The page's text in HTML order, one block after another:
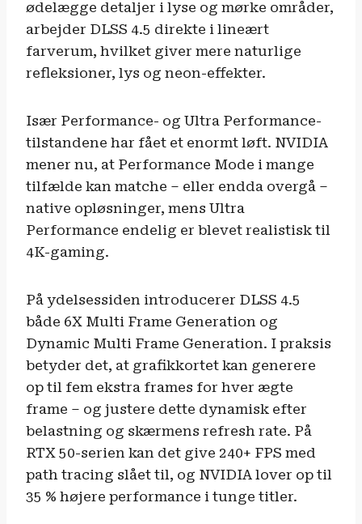
ødelægge detaljer i lyse og mørke områder,
arbejder DLSS 4.5 direkte i lineært
farverum, hvilket giver mere naturlige
refleksioner, lys og neon-effekter.
Især Performance- og Ultra Performance-
tilstandene har fået et enormt løft. NVIDIA
mener nu, at Performance Mode i mange
tilfælde kan matche – eller endda overgå –
native opløsninger, mens Ultra
Performance endelig er blevet realistisk til
4K-gaming.
På ydelsessiden introducerer DLSS 4.5
både 6X Multi Frame Generation og
Dynamic Multi Frame Generation. I praksis
betyder det, at grafikkortet kan generere
op til fem ekstra frames for hver ægte
frame – og justere dette dynamisk efter
belastning og skærmens refresh rate. På
RTX 50-serien kan det give 240+ FPS med
path tracing slået til, og NVIDIA lover op til
35 % højere performance i tunge titler.